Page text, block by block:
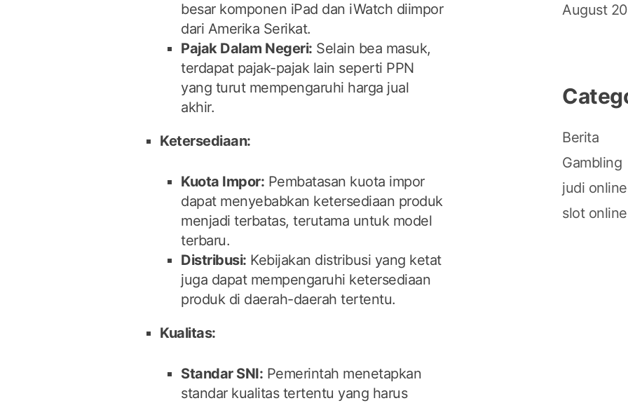
besar komponen iPad dan iWatch diimpor
dari Amerika Serikat.
Pajak Dalam Negeri: Selain bea masuk,
terdapat pajak-pajak lain seperti PPN
yang turut mempengaruhi harga jual
akhir.
Ketersediaan:
Kuota Impor: Pembatasan kuota impor
dapat menyebabkan ketersediaan produk
menjadi terbatas, terutama untuk model
terbaru.
Distribusi: Kebijakan distribusi yang ketat
juga dapat mempengaruhi ketersediaan
produk di daerah-daerah tertentu.
Kualitas:
Standar SNI: Pemerintah menetapkan
standar kualitas tertentu yang harus
August
Berita
Gambling
judi online
slot online